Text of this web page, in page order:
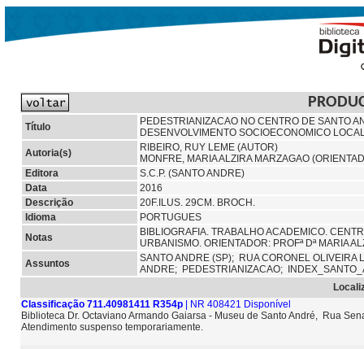
Título
PEDESTRIANIZACAO NO CENTRO DE SANTO
DESENVOLVIMENTO SOCIOECONOMICO
Autoria(s)
RIBEIRO, RUY LEME (AUTOR)
MONFRE, MARIA ALZIRA MARZAGAO
Editora
S.C.P. (SANTO ANDRE)
Data
2016
Descrição
20F.ILUS. 29CM. BROCH.
Idioma
PORTUGUES
Notas
BIBLIOGRAFIA. TRABALHO ACADEMICO.
URBANISMO. ORIENTADOR: PROFª Dª MARIA
Assuntos
SANTO ANDRE (SP); RUA CORONEL OLIVEIRA
ANDRE; PEDESTRIANIZACAO;
Classificação 711.40981411 R354p | NR 408421 Disponível
Biblioteca Dr. Octaviano Armando Gaiarsa - Museu de Santo André, Rua
Atendimento suspenso temporariamente.